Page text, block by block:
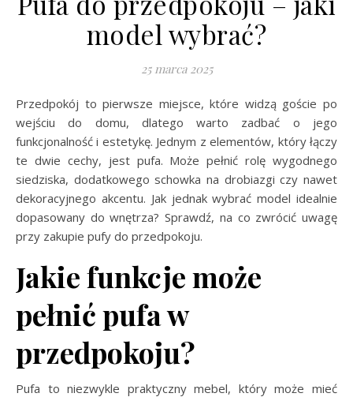
model wybrać?
25 marca 2025
Przedpokój to pierwsze miejsce, które widzą goście po
wejściu do domu, dlatego warto zadbać o jego
funkcjonalność i estetykę. Jednym z elementów, który łączy
te dwie cechy, jest pufa. Może pełnić rolę wygodnego
siedziska, dodatkowego schowka na drobiazgi czy nawet
dekoracyjnego akcentu. Jak jednak wybrać model idealnie
dopasowany do wnętrza? Sprawdź, na co zwrócić uwagę
przy zakupie pufy do przedpokoju.
Jakie funkcje może
pełnić pufa w
przedpokoju?
Pufa to niezwykle praktyczny mebel, który może mieć